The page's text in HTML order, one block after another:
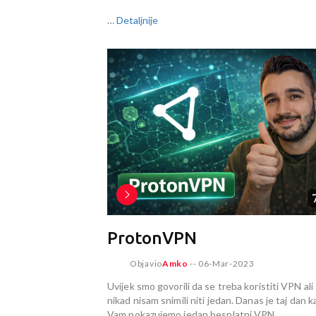
…Detaljnije
ProtonVPN
ObjavioAmko -- 06-Mar-2023
Uvijek smo govorili da se treba koristiti VPN ali
nikad nisam snimili niti jedan. Danas je taj dan